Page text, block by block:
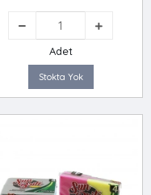
Adet
Stokta Yok